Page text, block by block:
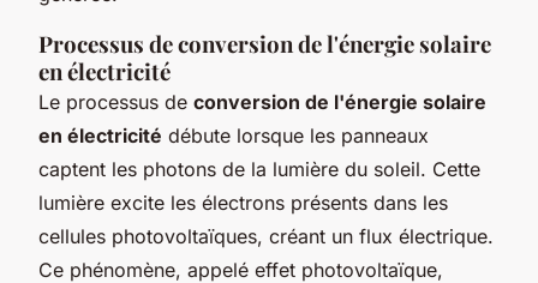
Processus de conversion de l'énergie solaire
en électricité
Le processus de conversion de l'énergie solaire
en électricité débute lorsque les panneaux
captent les photons de la lumière du soleil. Cette
lumière excite les électrons présents dans les
cellules photovoltaïques, créant un flux électrique.
Ce phénomène, appelé effet photovoltaïque,